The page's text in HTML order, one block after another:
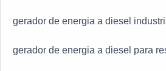
gerador de energia a diesel
gerador de energia a diesel para